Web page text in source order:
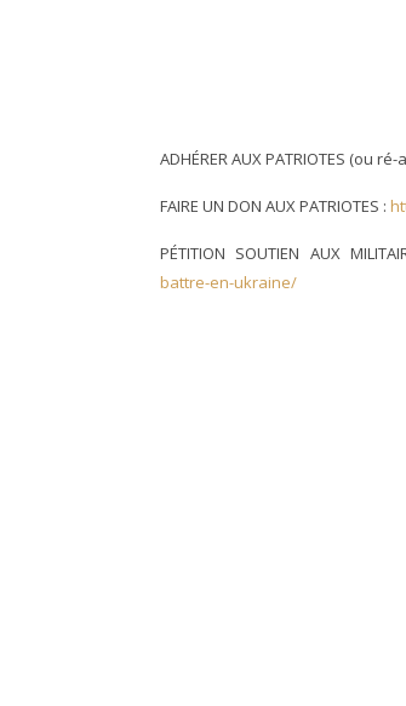
ADHÉRER AUX PATRIOTES (ou
FAIRE UN DON AUX PATRIOTES :
PÉTITION SOUTIEN AUX
battre-en-ukraine/